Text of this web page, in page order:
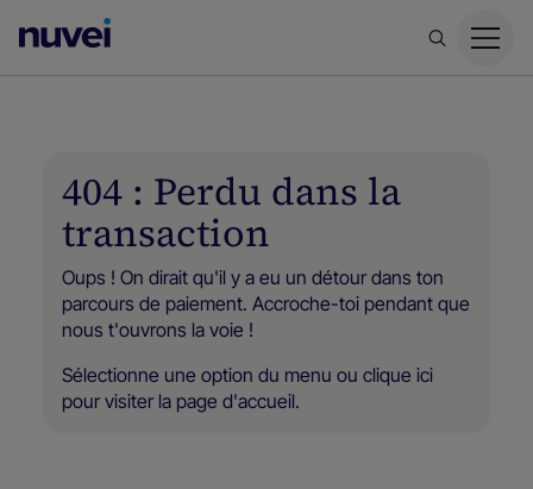
d’accueil
404 : Perdu dans la
transaction
Oups ! On dirait qu'il y a eu un détour dans ton
parcours de paiement. Accroche-toi pendant que
nous t'ouvrons la voie !
Sélectionne une option du menu ou clique ici
pour visiter la page d'accueil.